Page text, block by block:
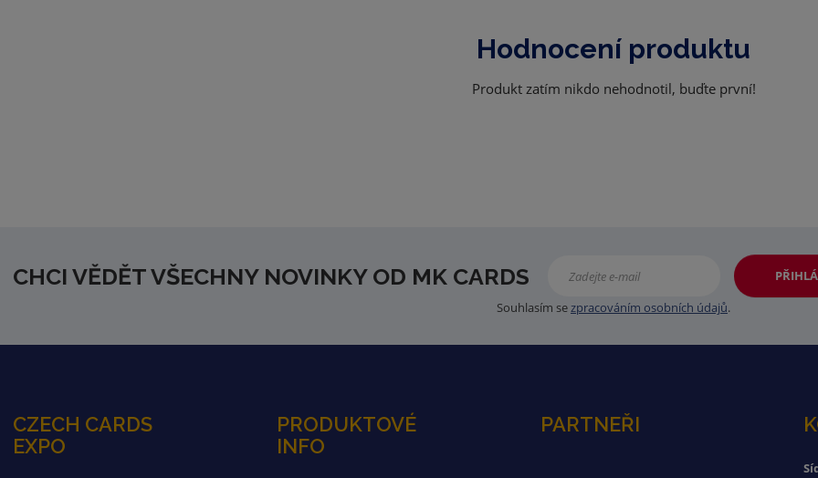
Hodnocení produktu
Produkt zatím nikdo nehodnotil, buďte první!
CHCI VĚDĚT VŠECHNY NOVINKY OD MK CARDS
Souhlasím sezpracováním osobních údajů.
CZECH CARDS
EXPO
PRODUKTOVÉ
INFO
PARTNEŘI